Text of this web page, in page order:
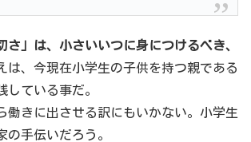
さ」は、小さいいつに身につけるべき、
は、今現在小学生の子供を持つ親である
している事だ。
働きに出させる訳にもいかない。小学生
の手伝いだろう。